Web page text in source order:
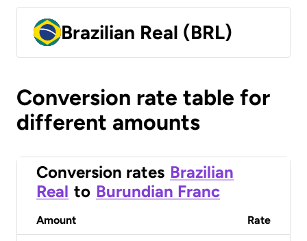
Brazilian Real (BRL)
Conversion rate table for
different amounts
Conversion rates Brazilian
Real to Burundian Franc
Amount Rate